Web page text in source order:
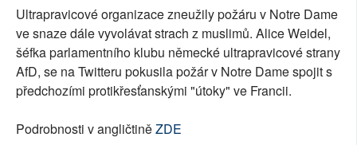
Ultrapravicové organizace zneužily požáru v Notre Dame
ve snaze dále vyvolávat strach z muslimů. Alice Weidel,
šéfka parlamentního klubu německé ultrapravicové strany
AfD, se na Twitteru pokusila požár v Notre Dame spojit s
předchozími protikřesťanskými "útoky" ve Francii.
Podrobnosti v angličtiněZDE